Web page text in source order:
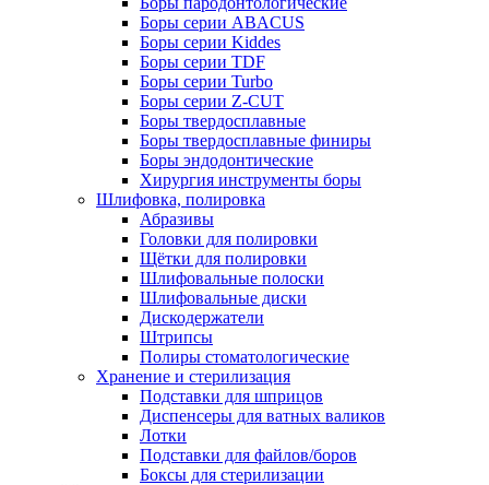
Боры серии ABACUS
Боры серии Kiddes
Боры серии TDF
Боры серии Turbo
Боры серии Z-CUT
Боры твердосплавные
Боры твердосплавные финиры
Боры эндодонтические
Хирургия инструменты боры
Шлифовка, полировка
Абразивы
Головки для полировки
Щётки для полировки
Шлифовальные полоски
Шлифовальные диски
Дискодержатели
Штрипсы
Полиры стоматологические
Хранение и стерилизация
Подставки для шприцов
Диспенсеры для ватных валиков
Лотки
Подставки для файлов/боров
Боксы для стерилизации